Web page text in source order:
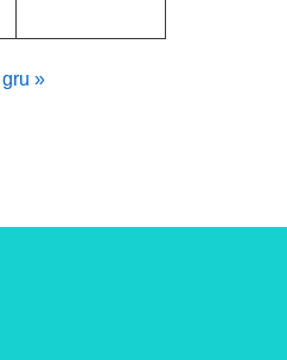
gru »